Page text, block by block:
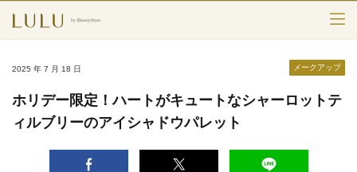
スキンケア
2025 年 7 月 18 日 メークアップ
ホリデー限定！ハートがキュートなシャーロットテ
ィルブリーのアイシャドウパレット